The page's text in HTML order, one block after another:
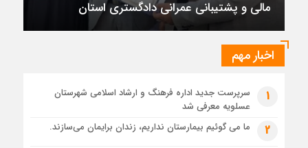
تقدیر رئیس کل دادگستری استان بوشهر از معاون مالی و
پشتیبانی عمرانی دادگستری استان
1 ماه قبل
دادستان بوشهر: تسری منطقه آزاد به بافت شهری مرکز استان
1 ماه قبل
زابل و بندر دیر در فهرست داغ‌ترین نقاط جهان؛ جنوب و شرق ایران
زیر آتش تابستان
مالی و پشتیبانی عمرانی دادگستری استان
اخبار مهم
1
سرپرست جدید اداره فرهنگ و ارشاد اسلامی شهرستان
عسلویه معرفی شد
2 ما می گوئیم بیمارستان نداریم، زندان برایمان می‌سازند.